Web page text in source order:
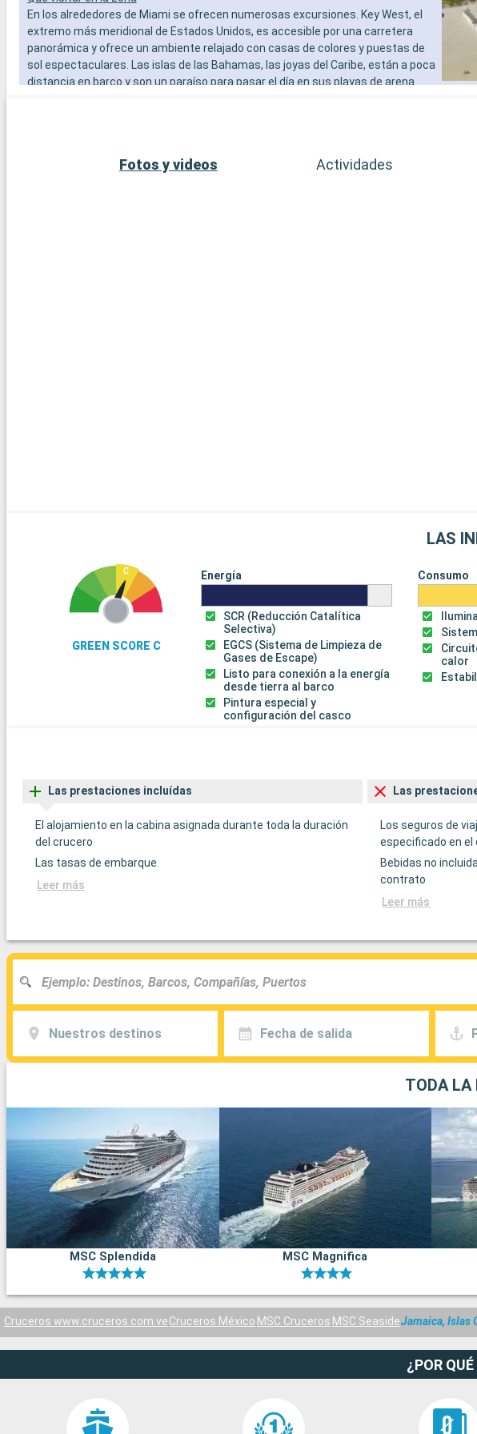
En los alrededores de Miami se ofrecen numerosas excursiones. Key West, el
extremo más meridional de Estados Unidos, es accesible por una carretera
panorámica y ofrece un ambiente relajado con casas de colores y puestas de
sol espectaculares. Las islas de las Bahamas, las joyas del Caribe, están a poca
distancia en barco y son un paraíso para pasar el día en sus playas de arena
Fotos y videos Actividades
LAS
GREEN SCORE C
Energía
SCR (Reducción Catalítica
Selectiva)
EGCS (Sistema de Limpieza de
Gases de Escape)
Listo para conexión a la energía
desde tierra al barco
Pintura especial y
configuración del casco
Consumo
calor
Las prestaciones incluídas
El alojamiento en la cabina asignada durante toda la duración
del crucero
Las tasas de embarque
Leer más
Las
Los seguros de
especificado en
Bebidas no
contrato
Leer más
Nuestros destinos Fecha de salida
TODA LA
MSC Splendida MSC Magnifica
Cruceros www.cruceros.com.veCruceros México MSC Cruceros MSC SeasideJamaica, Islas
¿POR